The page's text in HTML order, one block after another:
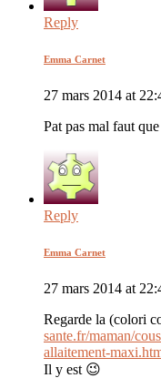
Reply
Emma Carnet
27 mars 2014 at
Pat pas mal faut
Reply
Emma Carnet
27 mars 2014 at
Regarde la (colori
sante.fr/maman/
allaitement-
Il y est 😉